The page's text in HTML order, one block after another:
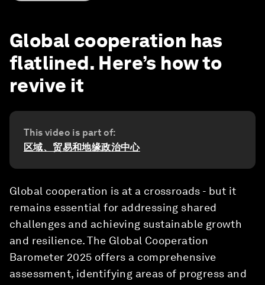
Global cooperation has
flatlined. Here’s how to
revive it
This video is part of:
区域、贸易和地缘政治中心
Global cooperation is at a crossroads - but it
remains essential for addressing shared
challenges and achieving sustainable growth
and resilience. The Global Cooperation
Barometer 2025 offers a comprehensive
assessment, identifying areas of progress and